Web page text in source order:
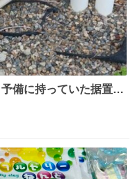
備に持っていた据置給
してもらった。 工事費
した。 物騒な時代にな